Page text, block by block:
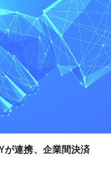
が連携、企業間決済